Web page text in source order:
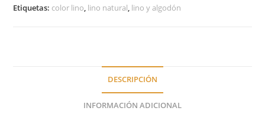
Etiquetas: color lino, lino natural, lino y algodón
DESCRIPCIÓN
INFORMACIÓN ADICIONAL